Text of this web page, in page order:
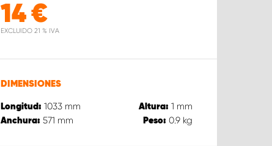
14€
EXCLUIDO 21 % IVA
DIMENSIONES
Longitud: 1033 mm Altura: 1 mm
Anchura: 571 mm Peso: 0.9 kg